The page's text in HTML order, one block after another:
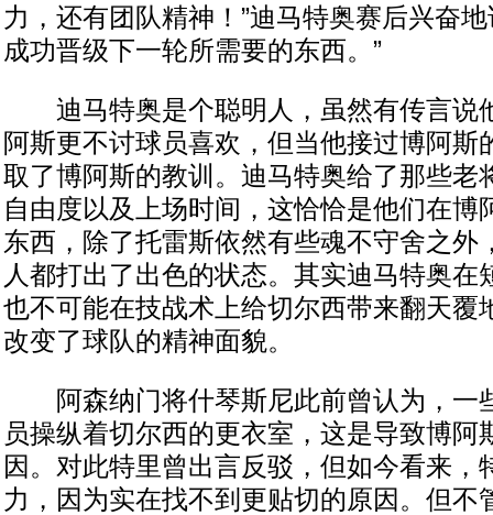
力，还有团队精神！”迪马特奥赛后兴奋
成功晋级下一轮所需要的东西。”
迪马特奥是个聪明人，虽然有传言说
阿斯更不讨球员喜欢，但当他接过博阿斯
取了博阿斯的教训。迪马特奥给了那些老
自由度以及上场时间，这恰恰是他们在博
东西，除了托雷斯依然有些魂不守舍之外
人都打出了出色的状态。其实迪马特奥在
也不可能在技战术上给切尔西带来翻天覆
改变了球队的精神面貌。
阿森纳门将什琴斯尼此前曾认为，一
员操纵着切尔西的更衣室，这是导致博阿
因。对此特里曾出言反驳，但如今看来，
力，因为实在找不到更贴切的原因。但不